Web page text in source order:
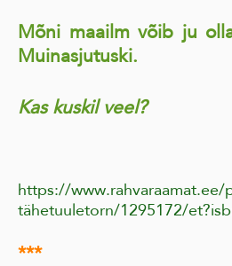
Mõni maailm võib ju
Muinasjutuski.
Kas kuskil veel?
https://www.rahvaraamat.ee/
tähetuuletorn/1295172/
***